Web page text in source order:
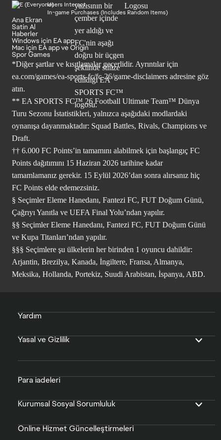
Users Interact
In-game Purchases (Includes Random Items)
Ana Ekran
Satin Al
Haberler
Windows için EA app
Mac için EA app ve Origin
Spor Games
*Diğer şartlar ve kısıtlamalar geçerlidir. Ayrıntılar için
ea.com/games/ea-sports-fc/fc-26/game-disclaimers adresine göz
atın.
** EA SPORTS FC™ 26 Football Ultimate Team™ Dünya
Turu Sezonu İstatistikleri, yalnızca aşağıdaki modlardaki
oynanışa dayanmaktadır: Squad Battles, Rivals, Champions ve
Draft.
†† 6.000 FC Points’in tamamını alabilmek için başlangıç FC
Points dağıtımını 15 Haziran 2026 tarihine kadar
tamamlamanız gerekir. 15 Eylül 2026’dan sonra alırsanız hiç
FC Points elde edemezsiniz.
§ Seçimler Eleme Hanedanı, Fantezi FC, FUT Doğum Günü,
Çağrıyı Yanıtla ve UEFA Final Yolu’ndan yapılır.
§§ Seçimler Eleme Hanedanı, Fantezi FC, FUT Doğum Günü
ve Kupa Titanları’ndan yapılır.
§§§ Seçimlere şu ülkelerin her birinden 1 oyuncu dahildir:
Arjantin, Brezilya, Kanada, İngiltere, Fransa, Almanya,
Meksika, Hollanda, Portekiz, Suudi Arabistan, İspanya, ABD.
Yardım
Yasal ve Gizlilik
Para iadeleri
Kurumsal Sosyal Sorumluluk
Online Hizmet Güncelleştirmeleri